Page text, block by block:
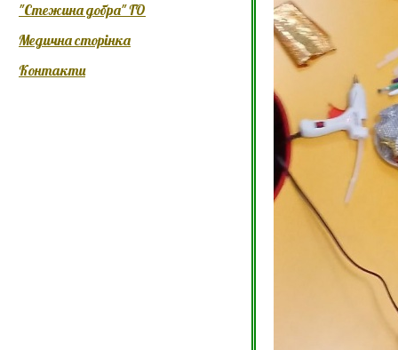
"Стежина добра" ГО
Медична сторінка
Контакти